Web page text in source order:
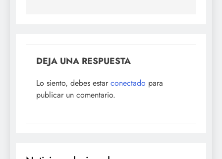
DEJA UNA RESPUESTA
Lo siento, debes estar conectado para
publicar un comentario.